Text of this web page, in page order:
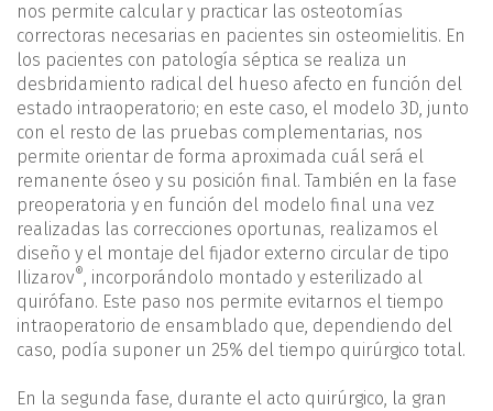
nos permite calcular y practicar las osteotomías
correctoras necesarias en pacientes sin osteomielitis. En
los pacientes con patología séptica se realiza un
desbridamiento radical del hueso afecto en función del
estado intraoperatorio; en este caso, el modelo 3D, junto
con el resto de las pruebas complementarias, nos
permite orientar de forma aproximada cuál será el
remanente óseo y su posición final. También en la fase
preoperatoria y en función del modelo final una vez
realizadas las correcciones oportunas, realizamos el
diseño y el montaje del fijador externo circular de tipo
Ilizarov®, incorporándolo montado y esterilizado al
quirófano. Este paso nos permite evitarnos el tiempo
intraoperatorio de ensamblado que, dependiendo del
caso, podía suponer un 25% del tiempo quirúrgico total.
En la segunda fase, durante el acto quirúrgico, la gran